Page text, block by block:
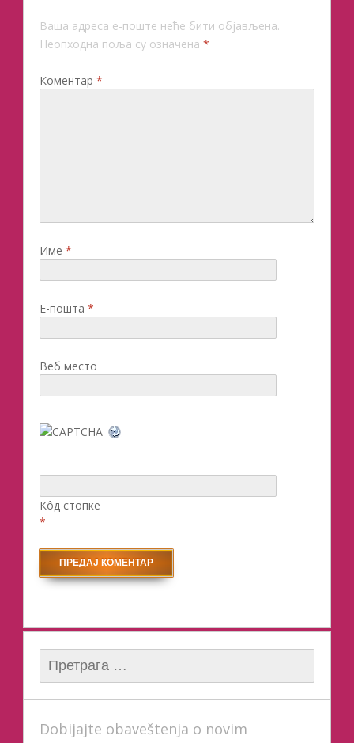
Ваша адреса е-поште неће бити објављена.
Неопходна поља су означена *
Коментар *
Име *
Е-пошта *
Веб место
Кôд стопке
*
Претрага за:
Dobijajte obaveštenja o novim